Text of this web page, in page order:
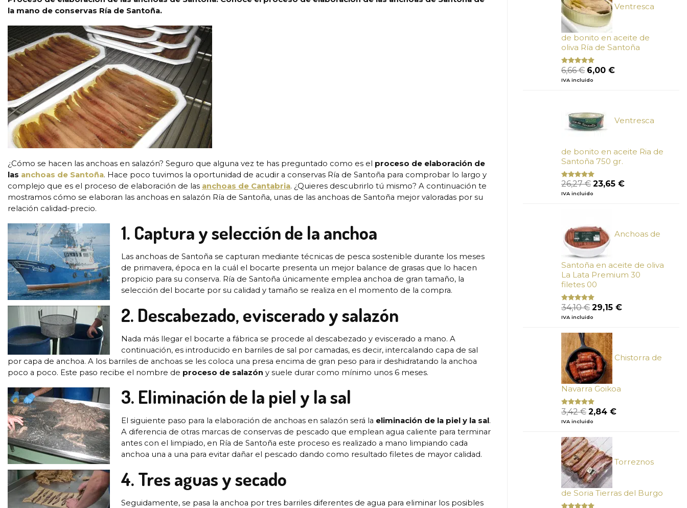
la mano de conservas Ría de Santoña.
¿Cómo se hacen las anchoas en salazón? Seguro que alguna vez te has preguntado como es el proceso de elaboración de
las anchoas de Santoña. Hace poco tuvimos la oportunidad de acudir a conservas Ría de Santoña para comprobar lo largo y
complejo que es el proceso de elaboración de las anchoas de Cantabria. ¿Quieres descubrirlo tú mismo? A continuación te
mostramos cómo se elaboran las anchoas en salazón Ría de Santoña, unas de las anchoas de Santoña mejor valoradas por su
relación calidad-precio.
1. Captura y selección de la anchoa
Las anchoas de Santoña se capturan mediante técnicas de pesca sostenible durante los meses
de primavera, época en la cuál el bocarte presenta un mejor balance de grasas que lo hacen
propicio para su conserva. Ría de Santoña únicamente emplea anchoa de gran tamaño, la
selección del bocarte por su calidad y tamaño se realiza en el momento de la compra.
2. Descabezado, eviscerado y salazón
Nada más llegar el bocarte a fábrica se procede al descabezado y eviscerado a mano. A
continuación, es introducido en barriles de sal por camadas, es decir, intercalando capa de sal
por capa de anchoa. A los barriles de anchoas se les coloca una presa encima de gran peso para ir deshidratando la anchoa
poco a poco. Este paso recibe el nombre de proceso de salazón y suele durar como mínimo unos 6 meses.
3. Eliminación de la piel y la sal
El siguiente paso para la elaboración de anchoas en salazón será la eliminación de la piel y la sal.
A diferencia de otras marcas de conservas de pescado que emplean agua caliente para terminar
antes con el limpiado, en Ría de Santoña este proceso es realizado a mano limpiando cada
anchoa una a una para evitar dañar el pescado dando como resultado filetes de mayor calidad.
4. Tres aguas y secado
Seguidamente, se pasa la anchoa por tres barriles diferentes de agua para eliminar los posibles
Ventresca
de bonito en aceite de
oliva Ría de Santoña
Valorado
con
de 5
6,66€ El
precio
6,00 €El
IVA incluido
Ventresca
de bonito en aceite Ria de
Santoña 750 gr.
Valorado
con
5
26,27€ El
precio
23,65 €El
IVA incluido
Anchoas de
Santoña en aceite de oliva
La Lata Premium 30
filetes 00
Valorado
con
de 5
34,10€ El
precio
era:
34,10 €.
29,15 €El
IVA incluido
Chistorra de
Navarra Goikoa
Valorado
con
de 5
3,42€ El
precio
era:
3,42 €.
2,84 €El
IVA incluido
Torreznos
de Soria Tierras del Burgo